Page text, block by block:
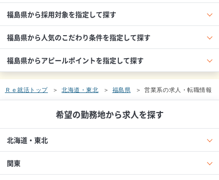
福島県から採用対象を指定して探す
福島県から人気のこだわり条件を指定して探す
福島県からアピールポイントを指定して探す
Ｒｅ就活トップ 北海道・東北 福島県 営業系の求人・転職情報
希望の勤務地から求人を探す
北海道・東北
関東